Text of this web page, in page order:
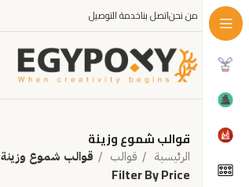
من نحناتصل بناخدمة التوصيل
قوالب شموع وزينة
الرئيسية قوالب قوالب شموع وزينة
Filter By Price